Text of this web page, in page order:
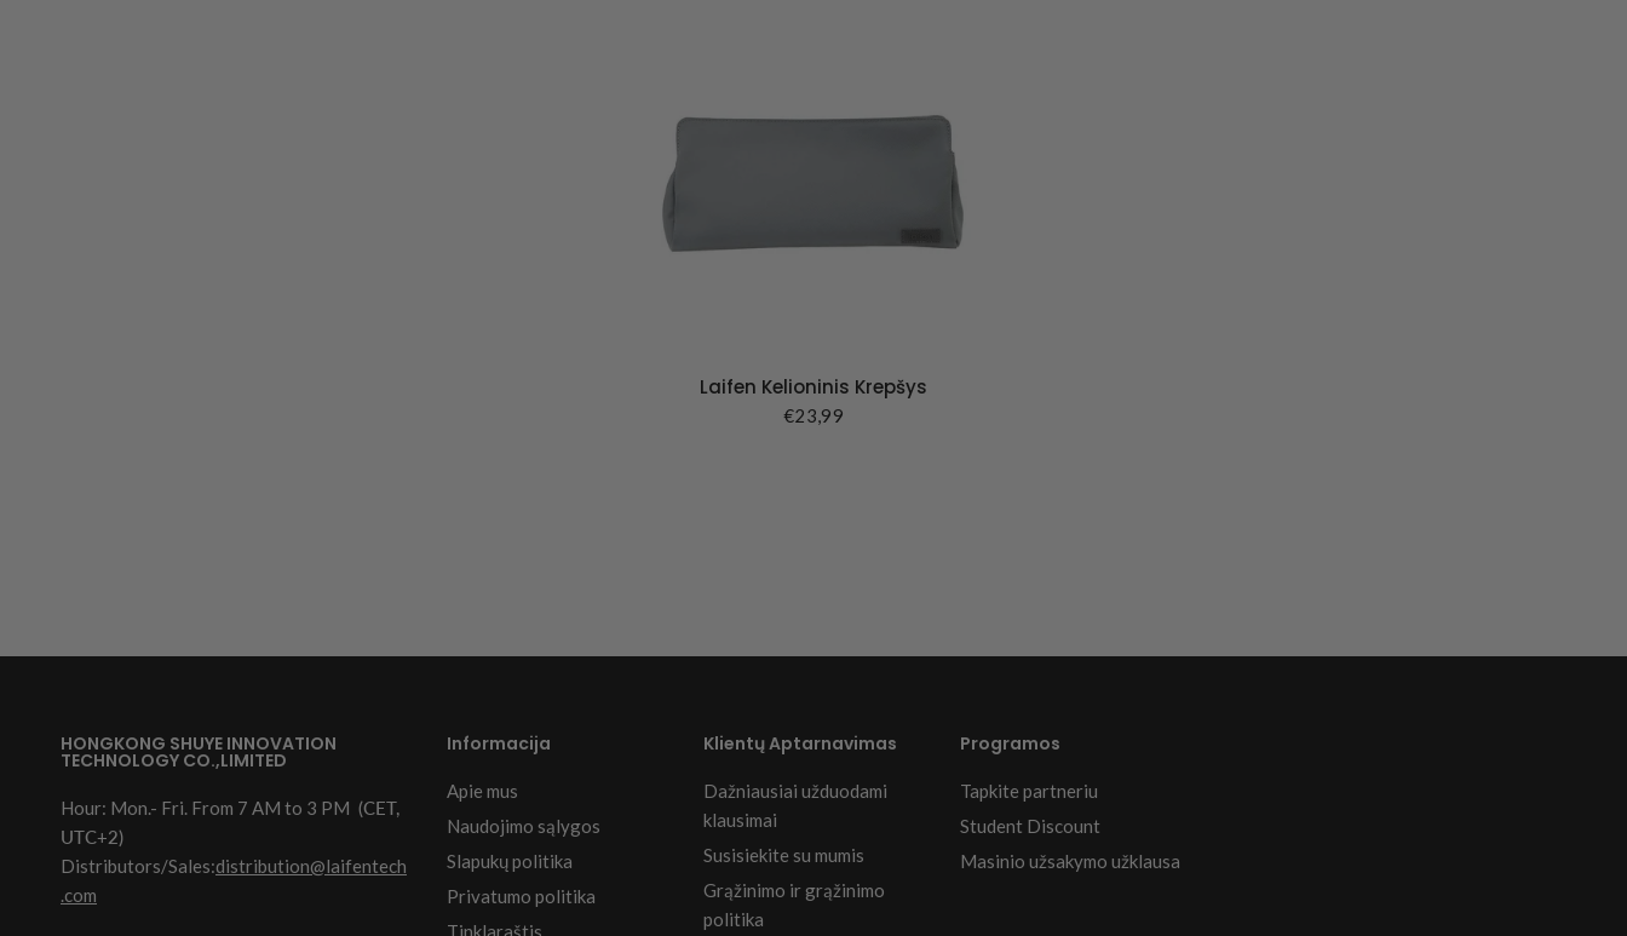
Laifen Kelioninis Krepšys
€23,99
HONGKONG SHUYE INNOVATION
TECHNOLOGY CO.,LIMITED
Hour: Mon.- Fri. From 7 AM to 3 PM (CET,
UTC+2)
Distributors/Sales:distribution@laifentech
.com
Informacija
Apie mus
Naudojimo sąlygos
Slapukų politika
Privatumo politika
Tinklaraštis
Klientų Aptarnavimas
Dažniausiai užduodami
klausimai
Susisiekite su mumis
Grąžinimo ir grąžinimo
politika
Programos
Tapkite partneriu
Student Discount
Masinio užsakymo užklausa